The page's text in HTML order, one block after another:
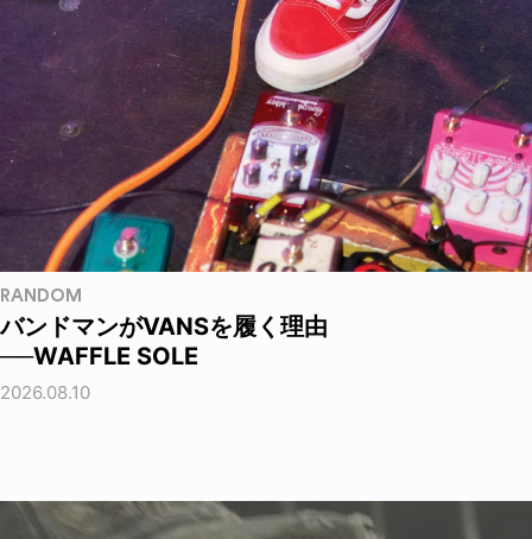
RANDOM
バンドマンがVANSを履く理由
──WAFFLE SOLE
2026.08.10